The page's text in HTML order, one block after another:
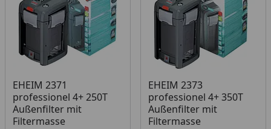
EHEIM 2371
professionel 4+ 250T
Außenfilter mit
Filtermasse
EHEIM 2373
professionel 4+ 350T
Außenfilter mit
Filtermasse